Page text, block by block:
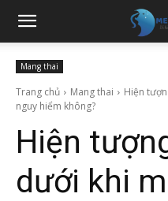
Mang thai
Trang chủ Mang thai
Hiện
nguy hiểm không?
Hiện
dưới khi